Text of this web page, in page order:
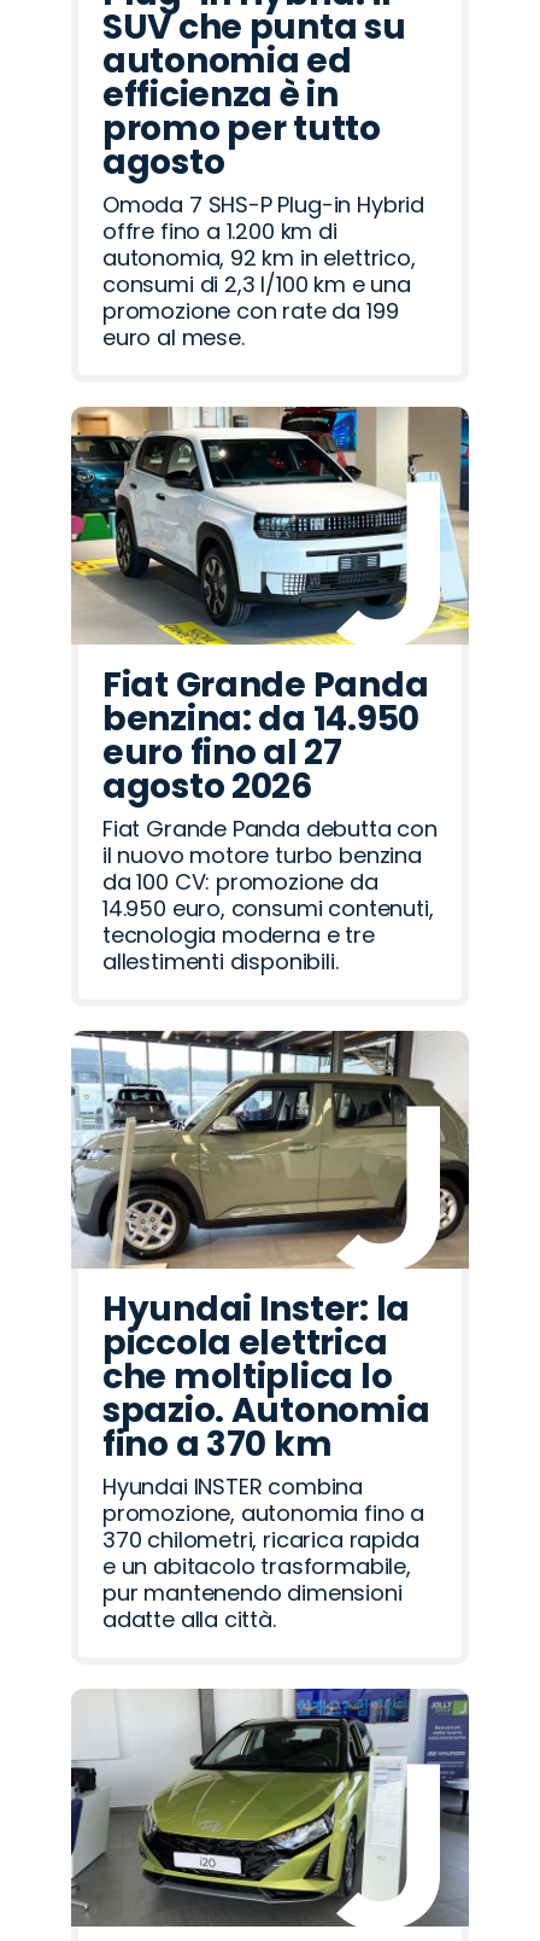
SUV che punta su
autonomia ed
efficienza è in
promo per tutto
agosto
Omoda 7 SHS-P Plug-in Hybrid
offre fino a 1.200 km di
autonomia, 92 km in elettrico,
consumi di 2,3 l/100 km e una
promozione con rate da 199
euro al mese.
Fiat Grande Panda
benzina: da 14.950
euro fino al 27
agosto 2026
Fiat Grande Panda debutta con
il nuovo motore turbo benzina
da 100 CV: promozione da
14.950 euro, consumi contenuti,
tecnologia moderna e tre
allestimenti disponibili.
Hyundai Inster: la
piccola elettrica
che moltiplica lo
spazio. Autonomia
fino a 370 km
Hyundai INSTER combina
promozione, autonomia fino a
370 chilometri, ricarica rapida
e un abitacolo trasformabile,
pur mantenendo dimensioni
adatte alla città.